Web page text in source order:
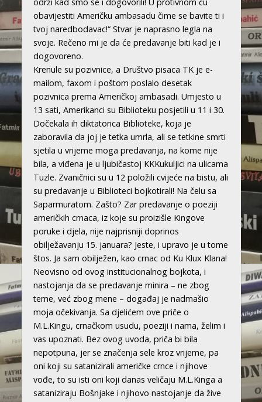
obavijestiti Američku ambasadu čime se bavite ti i
tvoj naredbodavac!“ Stvar je naprasno legla na
svoje. Rečeno mi je da će predavanje biti kad je i
dogovoreno.
Krenule su pozivnice, a Društvo pisaca TK je e-
mailom, faxom i poštom poslalo desetak
pozivnica prema Američkoj ambasadi. Umjesto u
13 sati, Amerikanci su Biblioteku posjetili u 11 i 30.
Dočekala ih diktatorica Biblioteke, koja je
zaboravila da joj je tetka umrla, ali se tetkine smrti
sjetila u vrijeme moga predavanja, na kome nije
bila, a viđena je u ljubičastoj KKKukuljici na ulicama
Tuzle. Zvaničnici su u 12 položili cvijeće na bistu, ali
su predavanje u Biblioteci bojkotirali! Na čelu sa
Saparmuratom. Zašto? Zar predavanje o poeziji
američkih crnaca, iz koje su proizišle Kingove
poruke i djela, nije najprisniji doprinos
obilježavanju 15. januara? Jeste, i upravo je u tome
štos. Ja sam obilježen, kao crnac od Ku Klux Klana!
Neovisno od ovog institucionalnog bojkota, i
nastojanja da se predavanje minira – ne zbog
teme, već zbog mene – događaj je nadmašio
moja očekivanja. Sa djelićem ove priče o
M.L.Kingu, crnačkom usudu, poeziji i nama, želim i
vas upoznati. Bez ovog uvoda, priča bi bila
nepotpuna, jer se značenja sele kroz vrijeme, pa
oni koji su satanizirali američke crnce i njihove
vođe, to su isti oni koji danas veličaju M.L.Kinga a
sataniziraju Bošnjake i njihovo nastojanje da žive